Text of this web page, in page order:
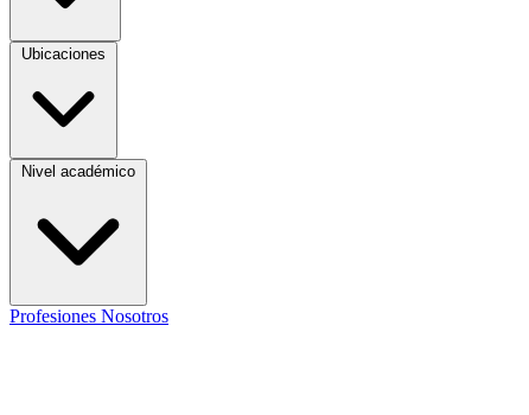
Ubicaciones
Nivel académico
Profesiones Nosotros